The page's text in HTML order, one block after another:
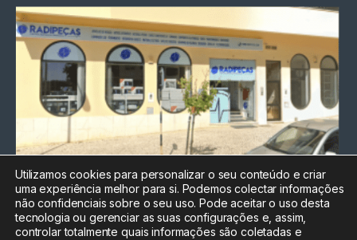
Chamada para a rede fixa
nacional
Electrónica:212
Utilizamos cookies para personalizar o seu conteúdo e criar
uma experiência melhor para si. Podemos colectar informações
não confidenciais sobre o seu uso. Pode aceitar o uso desta
tecnologia ou gerenciar as suas configurações e, assim,
controlar totalmente quais informações são coletadas e